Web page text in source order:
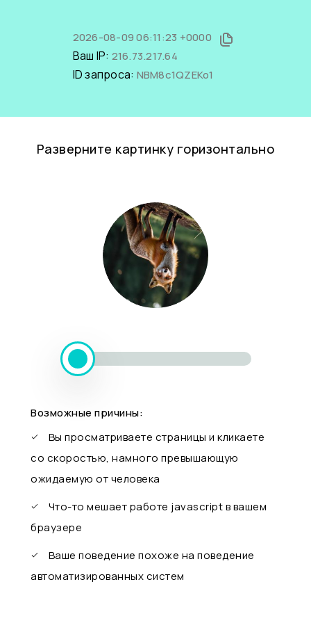
2026-08-09 06:11:23 +0000
Ваш IP: 216.73.217.64
ID запроса: NBM8c1QZEKo1
Разверните картинку горизонтально
Возможные причины:
Вы просматриваете страницы и кликаете
со скоростью, намного превышающую
ожидаемую от человека
Что-то мешает работе javascript в вашем
браузере
Ваше поведение похоже на поведение
автоматизированных систем